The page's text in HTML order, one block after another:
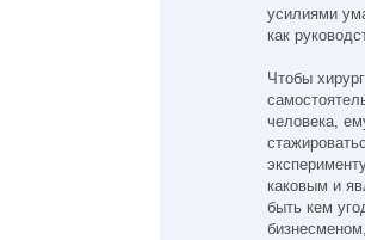
усилиями
как
Чтобы
человека,
каковым и
быть кем